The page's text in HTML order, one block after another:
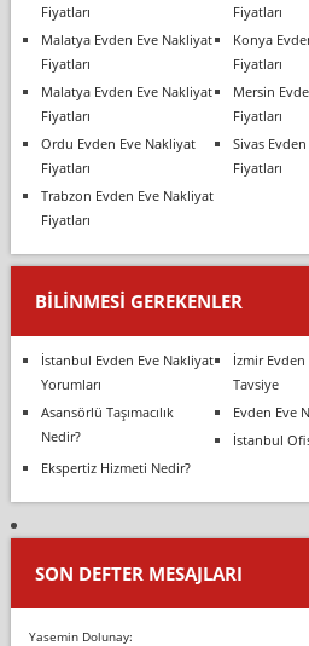
Fiyatları
Fiyatları
Malatya Evden Eve Nakliyat
Fiyatları
Konya
Fiyatları
Malatya Evden Eve Nakliyat
Fiyatları
Mersin
Fiyatları
Ordu Evden Eve Nakliyat
Fiyatları
Sivas
Fiyatları
Trabzon Evden Eve Nakliyat
Fiyatları
BILINMESI GEREKENLER
İstanbul Evden Eve Nakliyat
Yorumları
İzmir
Tavsiye
Asansörlü Taşımacılık
Nedir?
Evden Eve
İstanbul Ofis
Ekspertiz Hizmeti Nedir?
SON DEFTER MESAJLARI
Yasemin Dolunay: